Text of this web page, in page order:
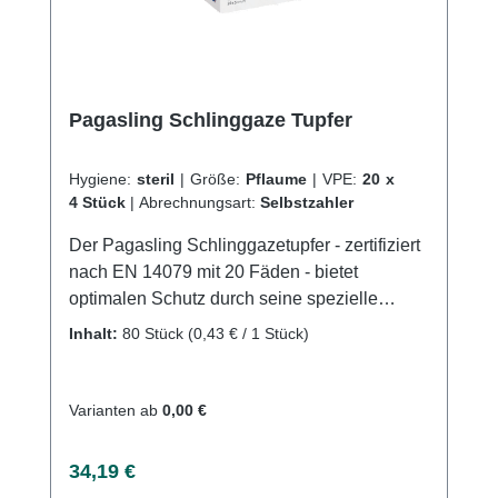
Pagasling Schlinggaze Tupfer
Hygiene: steril | Größe: Pflaume | VPE: 20 x
4 Stück | Abrechnungsart: Selbstzahler
Der Pagasling Schlinggazetupfer - zertifiziert
nach EN 14079 mit 20 Fäden - bietet
optimalen Schutz durch seine spezielle
Schlingenform und ein hohes
der Schnittkanten unterstützt eine schnelle
profitieren Sie von unserem schnellen
Inhalt: 80 Stück (0,43 € / 1 Stück)
Varianten ab 0,00 €
Regulärer Preis:
34,19 €